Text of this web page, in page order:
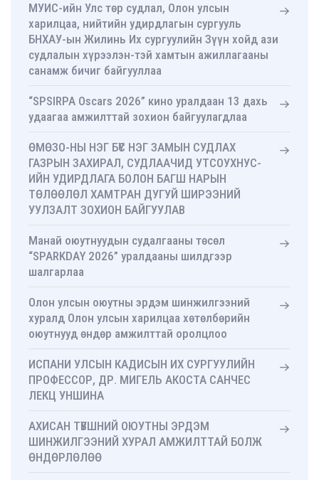
МУИС-ийн Улс төр судлал, Олон улсын
харилцаа, нийтийн удирдлагын сургууль
БНХАУ-ын Жилинь Их сургуулийн Зүүн хойд ази
судлалын хүрээлэн-тэй хамтын ажиллагааны
санамж бичиг байгууллаа
“SPSIRPA Oscars 2026” кино уралдаан 13 дахь
удаагаа амжилттай зохион байгуулагдлаа
ӨМӨЗО-НЫ НЭГ БҮС НЭГ ЗАМЫН СУДЛАХ
ГАЗРЫН ЗАХИРАЛ, СУДЛААЧИД УТСОУХНУС-
ИЙН УДИРДЛАГА БОЛОН БАГШ НАРЫН
ТӨЛӨӨЛӨЛ ХАМТРАН ДУГУЙ ШИРЭЭНИЙ
УУЛЗАЛТ ЗОХИОН БАЙГУУЛАВ
Манай оюутнуудын судалгааны төсөл
“SPARKDAY 2026” уралдааны шилдгээр
шалгарлаа
Олон улсын оюутны эрдэм шинжилгээний
хуралд Олон улсын харилцаа хөтөлбөрийн
оюутнууд өндөр амжилттай оролцлоо
ИСПАНИ УЛСЫН КАДИСЫН ИХ СУРГУУЛИЙН
ПРОФЕССОР, ДР. МИГЕЛЬ АКОСТА САНЧЕС
ЛЕКЦ УНШИНА
АХИСАН ТҮВШНИЙ ОЮУТНЫ ЭРДЭМ
ШИНЖИЛГЭЭНИЙ ХУРАЛ АМЖИЛТТАЙ БОЛЖ
ӨНДӨРЛӨЛӨӨ